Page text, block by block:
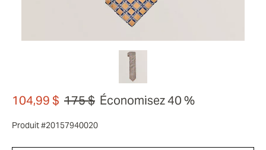
104,99 $ 175 $ Économisez 40 %
Produit #20157940020